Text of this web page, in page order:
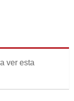
ver esta